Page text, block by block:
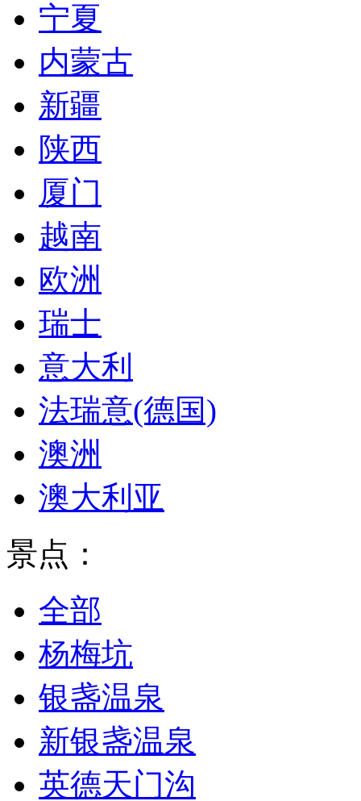
宁夏
内蒙古
新疆
陕西
厦门
越南
欧洲
瑞士
意大利
法瑞意(德国)
澳洲
澳大利亚
景点：
全部
杨梅坑
银盏温泉
新银盏温泉
英德天门沟